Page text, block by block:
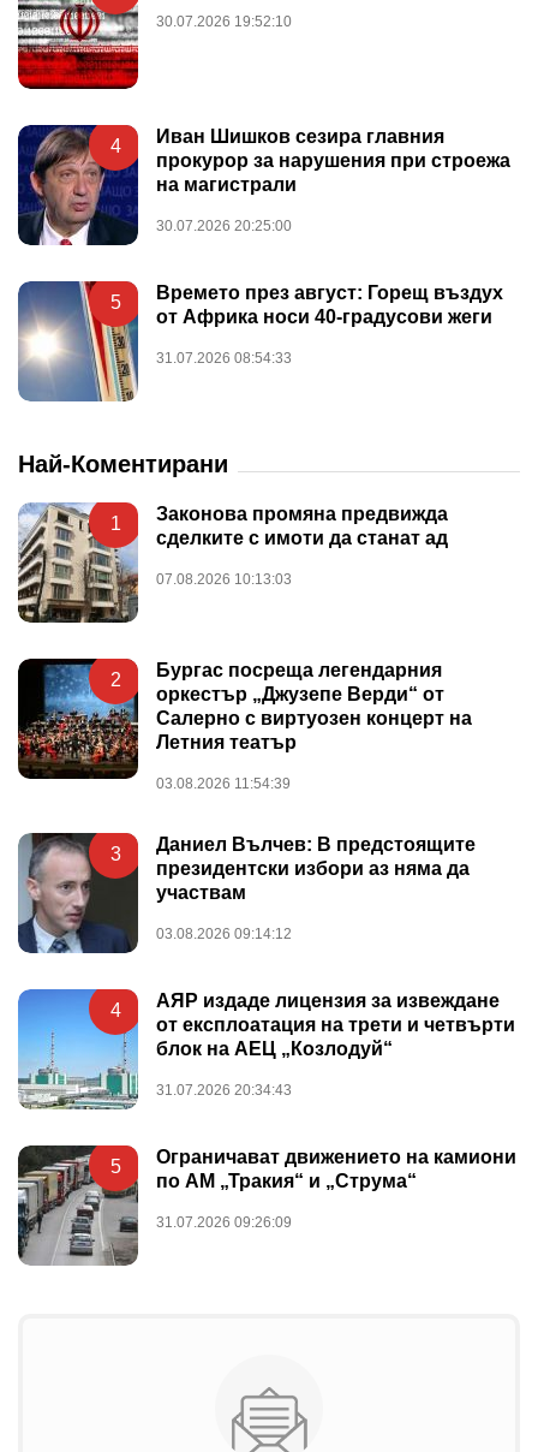
30.07.2026 19:52:10
4
Иван Шишков сезира главния
прокурор за нарушения при строежа
на магистрали
30.07.2026 20:25:00
5
Времето през август: Горещ въздух
от Африка носи 40-градусови жеги
31.07.2026 08:54:33
Най-Коментирани
1
Законова промяна предвижда
сделките с имоти да станат ад
07.08.2026 10:13:03
2
Бургас посреща легендарния
оркестър „Джузепе Верди“ от
Салерно с виртуозен концерт на
Летния театър
03.08.2026 11:54:39
3
Даниел Вълчев: В предстоящите
президентски избори аз няма да
участвам
03.08.2026 09:14:12
4
АЯР издаде лицензия за извеждане
от експлоатация на трети и четвърти
блок на АЕЦ „Козлодуй“
31.07.2026 20:34:43
5
Ограничават движението на камиони
по АМ „Тракия“ и „Струма“
31.07.2026 09:26:09